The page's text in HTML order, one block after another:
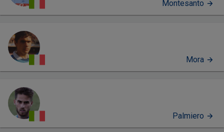
Montesanto
Mora
Palmiero